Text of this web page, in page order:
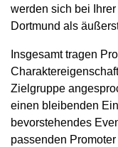
werden sich bei
Dortmund als
Insgesamt tragen
Zielgruppe
einen bleibenden
bevorstehendes
passenden